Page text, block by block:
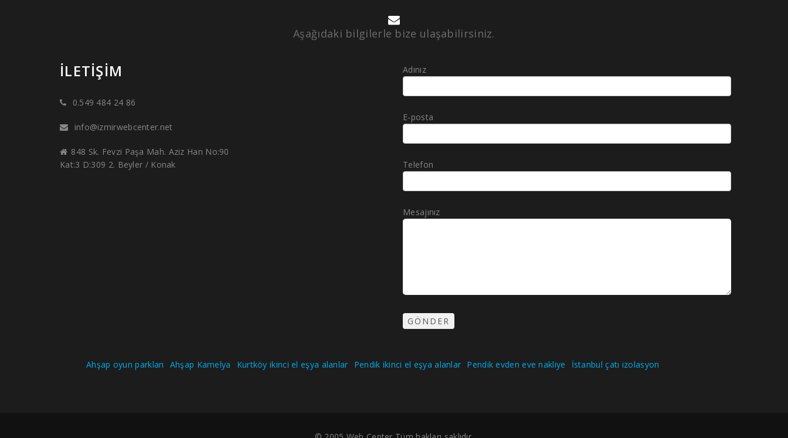
Aşağıdaki bilgilerle bize ulaşabilirsiniz.
İLETIŞIM
0.549 484 24 86
info@izmirwebcenter.net
848 Sk. Fevzi Paşa Mah. Aziz Han No:90
Kat:3 D:309 2. Beyler / Konak
Adınız
E-posta
Telefon
Mesajınız
Ahşap oyun parkları Ahşap Kamelya Kurtköy ikinci el eşya alanlar Pendik ikinci el eşya alanlar Pendik evden eve nakliye İstanbul çatı izolasyon